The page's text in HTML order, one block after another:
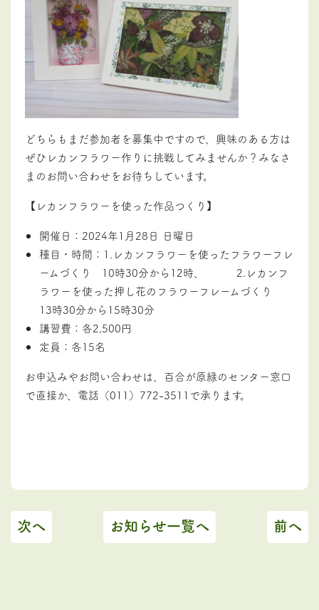
どちらもまだ参加者を募集中ですので、興味のある方は
ぜひレカンフラワー作りに挑戦してみませんか？みなさ
まのお問い合わせをお待ちしています。
【レカンフラワーを使った作品つくり】
開催日：2024年1月28日 日曜日
種目・時間：1.レカンフラワーを使ったフラワーフレ
ームづくり 10時30分から12時、 2.レカンフ
ラワーを使った押し花のフラワーフレームづくり
13時30分から15時30分
講習費：各2,500円
定員：各15名
お申込みやお問い合わせは、百合が原緑のセンター窓口
で直接か、電話（011）772-3511で承ります。
次へ お知らせ一覧へ 前へ